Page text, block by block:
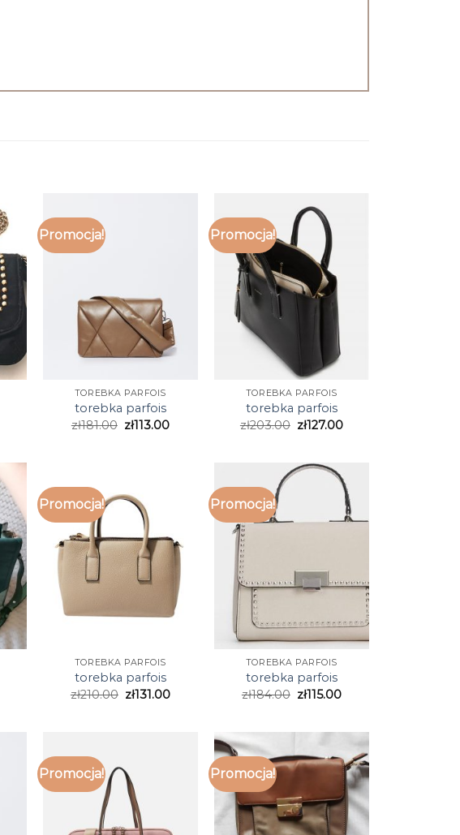
Promocja!
TOREBKA PARFOIS
torebka parfois
zł181.00 zł113.00
Promocja!
TOREBKA PARFOIS
torebka parfois
zł203.00 zł127.00
Promocja!
TOREBKA PARFOIS
torebka parfois
zł210.00 zł131.00
Promocja!
TOREBKA PARFOIS
torebka parfois
zł184.00 zł115.00
Promocja! Promocja!